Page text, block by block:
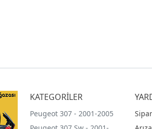
KATEGORİLER
Peugeot 307 - 2001-2005